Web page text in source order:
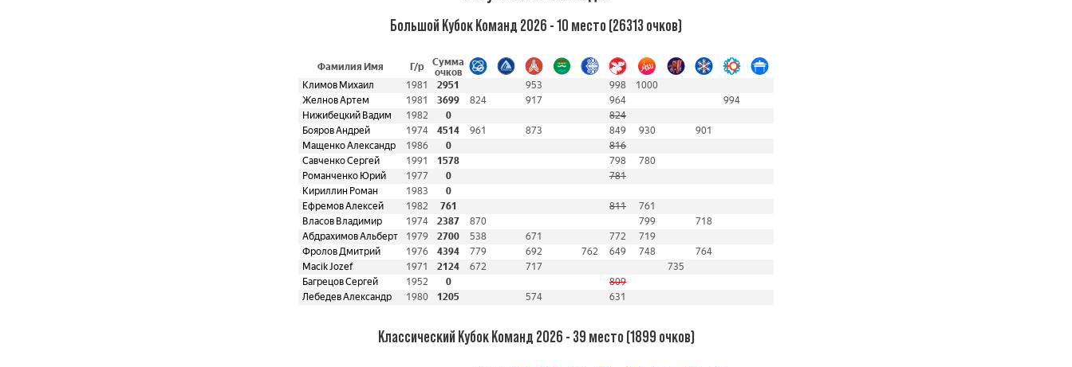
Большой Кубок Команд 2026 - 10 место (26313 очков)
Фамилия Имя Г/р
Сумма
очков
Климов Михаил
1981 2951 953 998
1000
Желнов Артем
1981 3699 824 917 964
994
Нижибецкий Вадим
1982 0
824
Бояров Андрей
1974 4514 961 873 849 930
901
Мащенко Александр
1986 0
816
Савченко Сергей
1991 1578 798
780
Романченко Юрий
1977 0
781
Кириллин Роман
1983
0
Ефремов Алексей
1982 761 811
761
Власов Владимир
1974 2387 870 799
718
Абдрахимов Альберт
1979 2700 538 671 772
719
Фролов Дмитрий
1976 4394 779 692 762 649 748
764
Macik Jozef
1971 2124 672 717
735
Багрецов Сергей
1952 0
809
Лебедев Александр
1980 1205 574 631
Классический Кубок Команд 2026 - 39 место (1899 очков)